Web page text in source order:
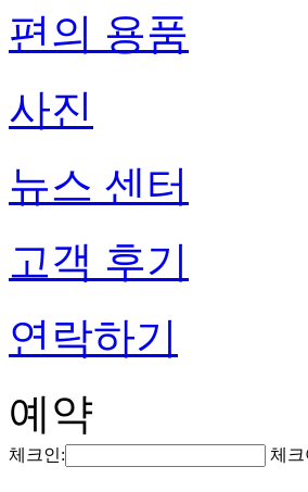
편의 용품
사진
뉴스 센터
고객 후기
연락하기
예약
체크인: 체